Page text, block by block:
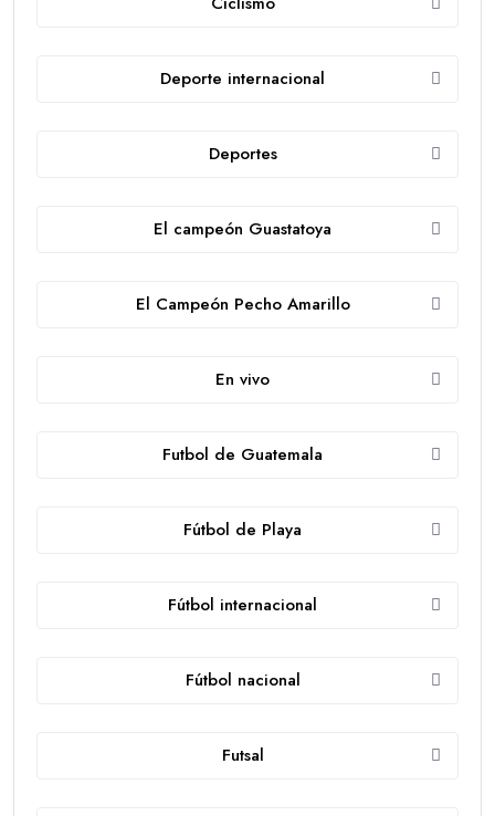
Deporte internacional
Deportes
El campeón Guastatoya
El Campeón Pecho Amarillo
En vivo
Futbol de Guatemala
Fútbol de Playa
Fútbol internacional
Fútbol nacional
Futsal